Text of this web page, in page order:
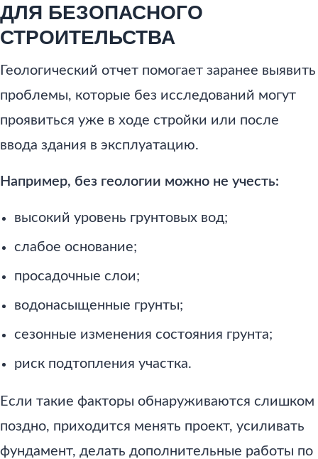
ДЛЯ БЕЗОПАСНОГО
СТРОИТЕЛЬСТВА
Геологический отчет помогает заранее выявить
проблемы, которые без исследований могут
проявиться уже в ходе стройки или после
ввода здания в эксплуатацию.
Например, без геологии можно не учесть:
высокий уровень грунтовых вод;
слабое основание;
просадочные слои;
водонасыщенные грунты;
сезонные изменения состояния грунта;
риск подтопления участка.
Если такие факторы обнаруживаются слишком
поздно, приходится менять проект, усиливать
фундамент, делать дополнительные работы по